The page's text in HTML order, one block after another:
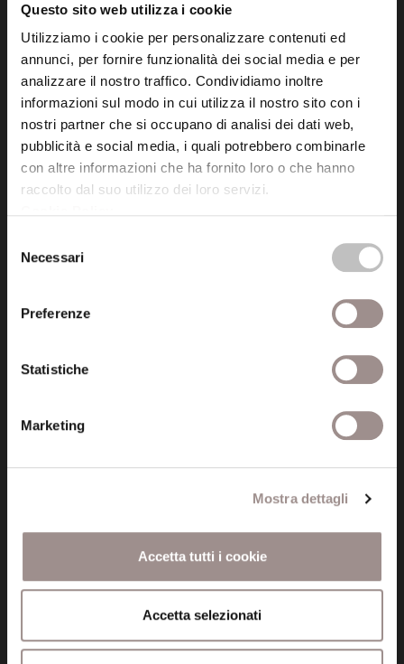
Questo sito web utilizza i cookie
Utilizziamo i cookie per personalizzare contenuti ed
annunci, per fornire funzionalità dei social media e per
analizzare il nostro traffico. Condividiamo inoltre
informazioni sul modo in cui utilizza il nostro sito con i
nostri partner che si occupano di analisi dei dati web,
pubblicità e social media, i quali potrebbero combinarle
con altre informazioni che ha fornito loro o che hanno
raccolto dal suo utilizzo dei loro servizi.
delNecessari
Preferenze
Statistiche
Marketing
Mostra dettagli
Accetta tutti i cookie
Accetta selezionati
Fondazione Collegio San Carlo
Via San Carlo 5
41121 Modena (MO)
P.I. 00641060363
tel. 059.421211
info@fondazionesancarlo.it
fondazionecollegiosancarlo@legalmail.it
Whistleblowing